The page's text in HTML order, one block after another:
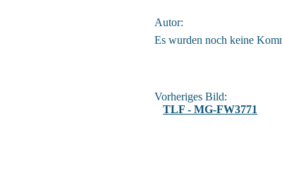
Autor:
Es wurden noch keine
Vorheriges Bild:
TLF - MG-FW3771